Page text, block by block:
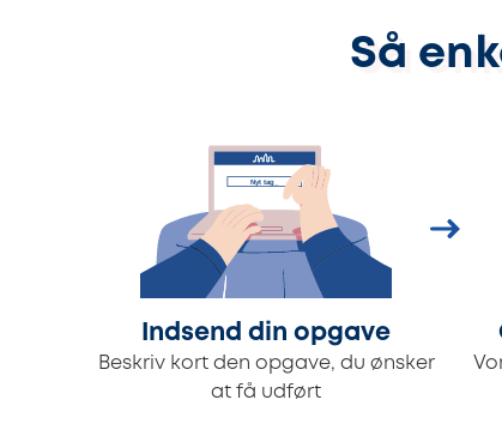
Så
Indsend din opgave
Beskriv kort den opgave, du ønsker
at få udført